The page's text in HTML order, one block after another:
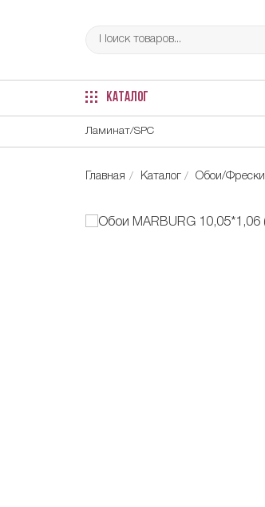
КАТАЛОГ
Ламинат/SPC
Главная Каталог Обои/Фрески